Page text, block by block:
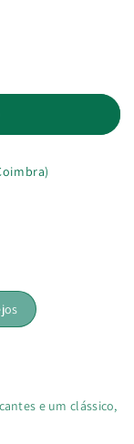
e um clássico,